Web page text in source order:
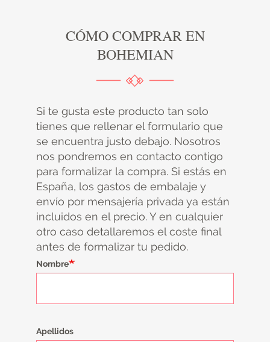
CÓMO COMPRAR EN
BOHEMIAN
Si te gusta este producto tan solo
tienes que rellenar el formulario que
se encuentra justo debajo. Nosotros
nos pondremos en contacto contigo
para formalizar la compra. Si estás en
España, los gastos de embalaje y
envío por mensajería privada ya están
incluidos en el precio. Y en cualquier
otro caso detallaremos el coste final
antes de formalizar tu pedido.
Nombre
Apellidos